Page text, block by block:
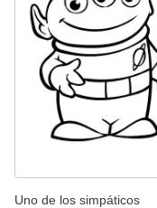
Uno de los simpáticos